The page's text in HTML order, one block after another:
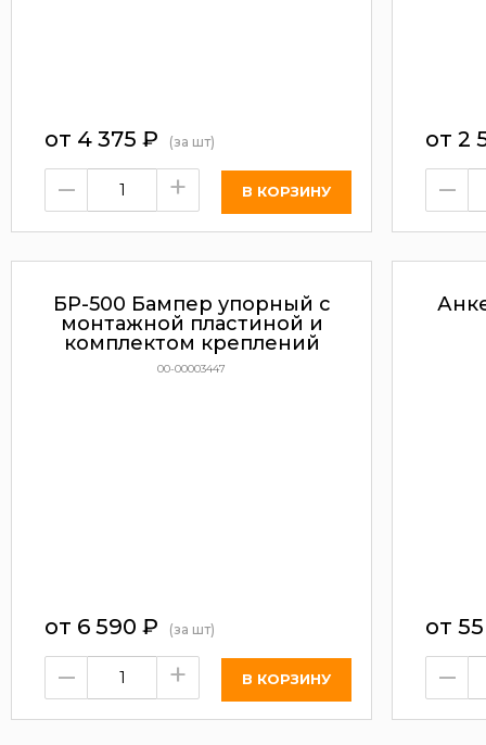
от 4 375 ₽ (за шт)
– +
от 2
–
БР-500 Бампер упорный с
монтажной пластиной и
комплектом креплений
00-00003447
от 6 590 ₽ (за шт)
– +
от
–